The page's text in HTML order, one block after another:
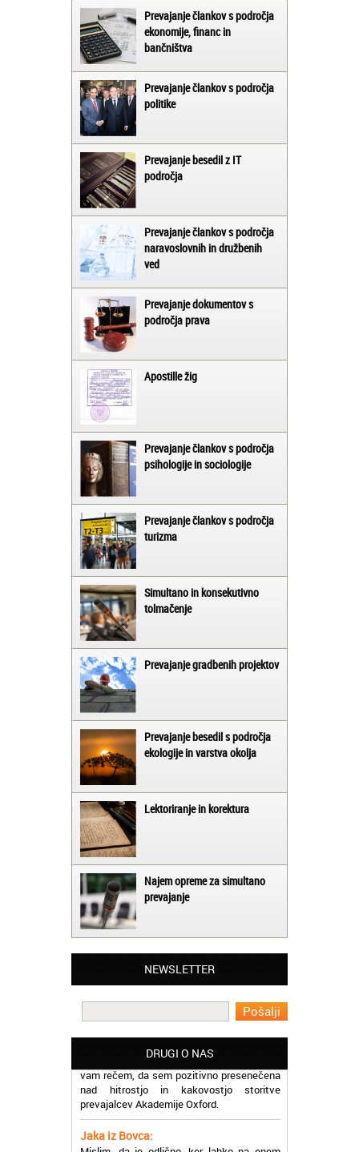
Prevajanje člankov s področja
ekonomije, financ in
bančništva
Prevajanje člankov s področja
politike
Prevajanje besedil z IT
področja
Prevajanje člankov s področja
naravoslovnih in družbenih
ved
Prevajanje dokumentov s
področja prava
Apostille žig
Prevajanje člankov s področja
psihologije in sociologije
Prevajanje člankov s področja
turizma
Simultano in konsekutivno
tolmačenje
Prevajanje gradbenih projektov
Prevajanje besedil s področja
ekologije in varstva okolja
Lektoriranje in korektura
Najem opreme za simultano
prevajanje
NEWSLETTER
DRUGI O NAS
Matjaž iz Ajdovščine:
Lahko pohvalim vse zaposlene v Akademiji
Oxford, ker so resnično profesionalni in
prevajalske storitve opravljajo hitro in
Martina iz Bleda:
Potrebovala sem prevajanje iz
vam rečem, da sem pozitivno presenečena
nad hitrostjo in kakovostjo storitve
prevajalcev Akademije Oxford.
Jaka iz Bovca:
Mislim, da je odlično, ker lahko na enem
mestu najdem prevajalske storitve za